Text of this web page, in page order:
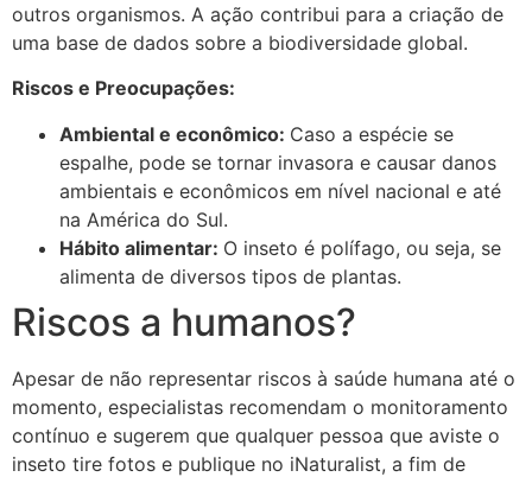
outros organismos. A ação contribui para a criação de
uma base de dados sobre a biodiversidade global.
Riscos e Preocupações:
Ambiental e econômico: Caso a espécie se
espalhe, pode se tornar invasora e causar danos
ambientais e econômicos em nível nacional e até
na América do Sul.
Hábito alimentar: O inseto é polífago, ou seja, se
alimenta de diversos tipos de plantas.
Riscos a humanos?
Apesar de não representar riscos à saúde humana até o
momento, especialistas recomendam o monitoramento
contínuo e sugerem que qualquer pessoa que aviste o
inseto tire fotos e publique no iNaturalist, a fim de